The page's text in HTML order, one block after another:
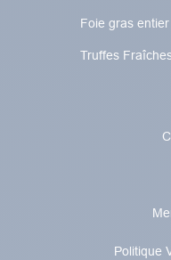
Foie gras entier
Truffes
Politique